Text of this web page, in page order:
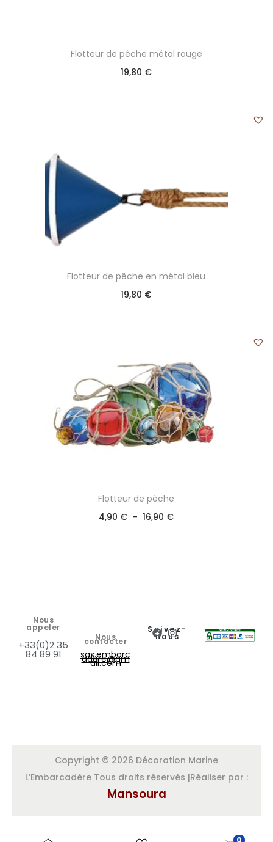
Flotteur de pêche métal rouge
19,80 €
Flotteur de pêche en métal bleu
19,80 €
Flotteur de pêche
4,90 € – 16,90 €
0
Nous
appeler
+33(0)2 35
84 89 91
Nous
contacter
sas.embarc
adere@gm
ail.com
Suivez-
nous
Copyright © 2026 Décoration Marine
L’Embarcadère Tous droits réservés |Réaliser par :
Mansoura